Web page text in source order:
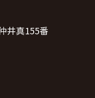
井真155番